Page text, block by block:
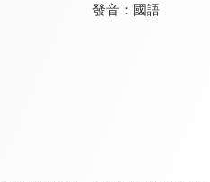
發音： 國語